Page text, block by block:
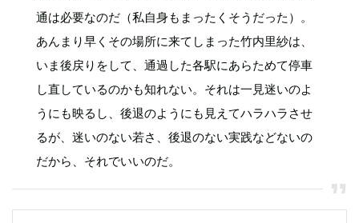
通は必要なのだ（私自身もまったくそうだった）。
あんまり早くその場所に来てしまった竹内里紗は、
いま後戻りをして、通過した各駅にあらためて停車
し直しているのかも知れない。それは一見迷いのよ
うにも映るし、後退のようにも見えてハラハラさせ
るが、迷いのない若さ、後退のない実践などないの
だから、それでいいのだ。